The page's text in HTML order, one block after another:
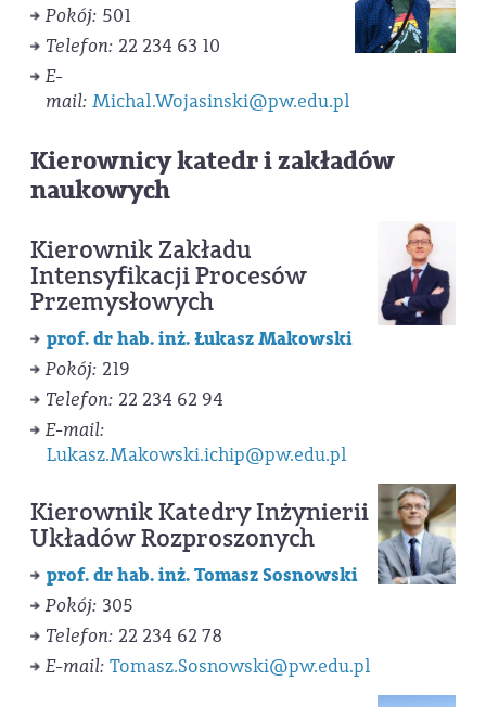
Pokój: 501
Telefon: 22 234 63 10
E-
mail: Michal.Wojasinski@pw.edu.pl
Kierownicy katedr i zakładów
naukowych
Kierownik Zakładu
Intensyfikacji Procesów
Przemysłowych
prof. dr hab. inż. Łukasz Makowski
Pokój: 219
Telefon: 22 234 62 94
E-mail:
Lukasz.Makowski.ichip@pw.edu.pl
Kierownik Katedry Inżynierii
Układów Rozproszonych
prof. dr hab. inż. Tomasz Sosnowski
Pokój: 305
Telefon: 22 234 62 78
E-mail: Tomasz.Sosnowski@pw.edu.pl